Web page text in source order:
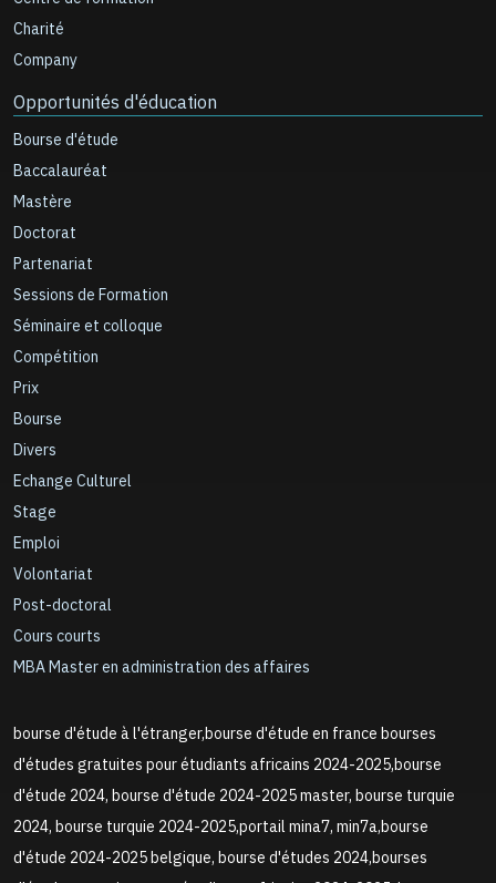
Charité
Company
Opportunités d'éducation
Bourse d'étude
Baccalauréat
Mastère
Doctorat
Partenariat
Sessions de Formation
Séminaire et colloque
Compétition
Prix
Bourse
Divers
Echange Culturel
Stage
Emploi
Volontariat
Post-doctoral
Cours courts
MBA Master en administration des affaires
bourse d'étude à l'étranger,bourse d'étude en france bourses
d'études gratuites pour étudiants africains 2024-2025,bourse
d'étude 2024, bourse d'étude 2024-2025 master, bourse turquie
2024, bourse turquie 2024-2025,portail mina7, min7a,bourse
d'étude 2024-2025 belgique, bourse d'études 2024,bourses